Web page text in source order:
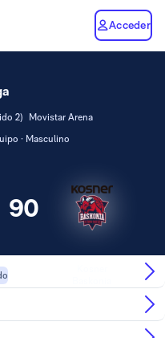
Acceder
2)
Movistar Arena
· Masculino
90